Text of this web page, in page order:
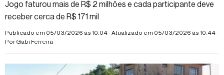
Jogo faturou mais de R$ 2 milhões e cada participante deve
receber cerca de R$ 171 mil
Publicado em 05/03/2026 às 10:04 - Atualizado em 05/03/2026 às 10:44 -
PorGabi Ferreira